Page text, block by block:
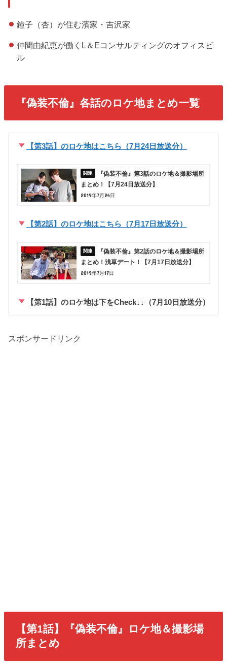
鐘子（杏）が住む濱家・吉沢家
仲間由紀恵が働くL＆Eコンサルティングのオフィスビ
ル
『偽装不倫』各話のロケ地まとめ一覧
【第3話】のロケ地はこちら（7月24日放送分）
『偽装不倫』第3話のロケ地＆撮影場所
まとめ！【7月24日放送分】
2019年7月24日
【第2話】のロケ地はこちら（7月17日放送分）
『偽装不倫』第2話のロケ地＆撮影場所
まとめ！浅草デート！【7月17日放送分】
2019年7月17日
【第1話】のロケ地は下をCheck↓↓（7月10日放送分）
スポンサードリンク
【第1話】『偽装不倫』ロケ地＆撮影場
所まとめ